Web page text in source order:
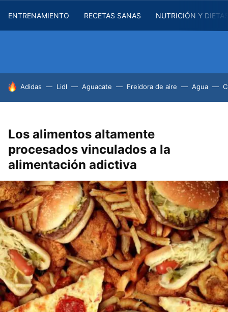
ENTRENAMIENTO RECETAS SANAS NUTRICIÓN Y
HOY SE HABLA DE
Adidas Lidl Aguacate Freidora de aire Agua
Los alimentos altamente
procesados ​​vinculados a la
alimentación adictiva